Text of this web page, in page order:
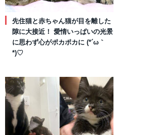
先住猫と赤ちゃん猫が目を離した
隙に大接近！ 愛情いっぱいの光景
に思わず心がポカポカに (*´ω｀
*)♡